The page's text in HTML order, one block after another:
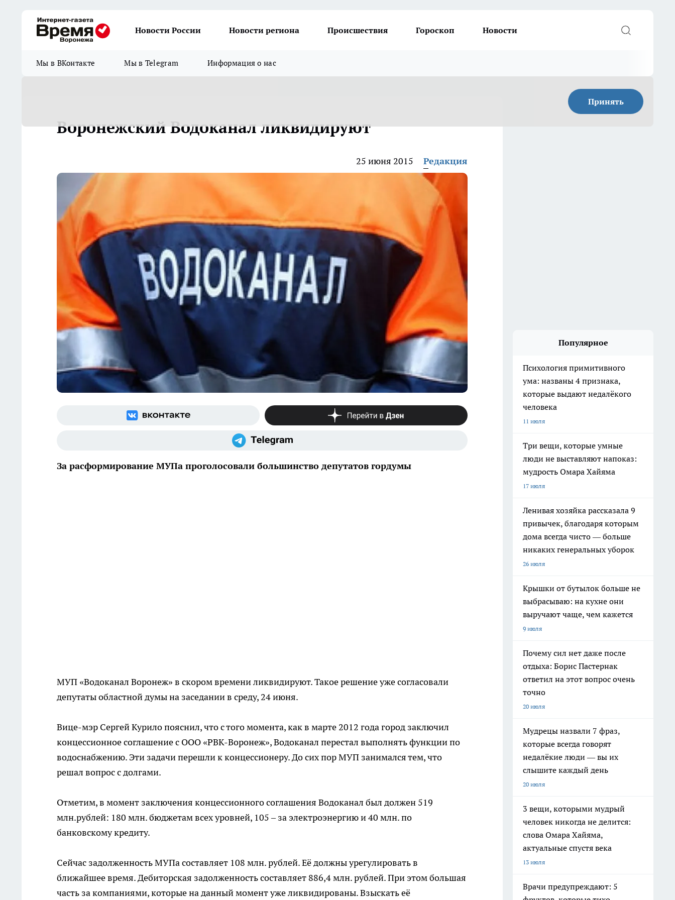
Новости России Новости региона Происшествия Гороскоп Новости
Мы в ВКонтакте Мы в Telegram Информация о нас
Принять
Воронежский Водоканал ликвидируют
25 июня 2015 Редакция
За расформирование МУПа проголосовали большинство депутатов гордумы
МУП «Водоканал Воронеж» в скором времени ликвидируют. Такое решение уже согласовали
депутаты областной думы на заседании в среду, 24 июня.
Вице-мэр Сергей Курило пояснил, что с того момента, как в марте 2012 года город заключил
концессионное соглашение с ООО «РВК-Воронеж», Водоканал перестал выполнять функции по
водоснабжению. Эти задачи перешли к концессионеру. До сих пор МУП занимался тем, что
решал вопрос с долгами.
Отметим, в момент заключения концессионного соглашения Водоканал был должен 519
млн.рублей: 180 млн. бюджетам всех уровней, 105 – за электроэнергию и 40 млн. по
банковскому кредиту.
Сейчас задолженность МУПа составляет 108 млн. рублей. Её должны урегулировать в
ближайшее время. Дебиторская задолженность составляет 886,4 млн. рублей. При этом большая
часть за компаниями, которые на данный момент уже ликвидированы. Взыскать её
Популярное
Психология примитивного
ума: названы 4 признака,
которые выдают недалёкого
человека
11 июля
Три вещи, которые умные
люди не выставляют напоказ:
мудрость Омара Хайяма
17 июля
Ленивая хозяйка рассказала 9
привычек, благодаря которым
дома всегда чисто — больше
никаких генеральных уборок
26 июля
Крышки от бутылок больше не
выбрасываю: на кухне они
выручают чаще, чем кажется
9 июля
Почему сил нет даже после
отдыха: Борис Пастернак
ответил на этот вопрос очень
точно
20 июля
Мудрецы назвали 7 фраз,
которые всегда говорят
недалёкие люди — вы их
слышите каждый день
20 июля
3 вещи, которыми мудрый
человек никогда не делится:
слова Омара Хайяма,
актуальные спустя века
13 июля
Врачи предупреждают: 5